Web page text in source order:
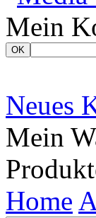
Mein
OK
Neues
Mein
Home